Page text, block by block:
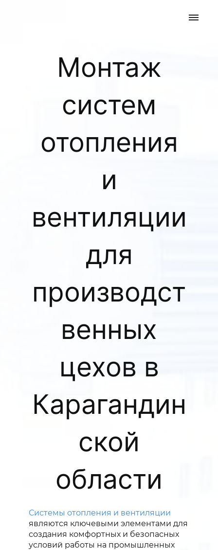
Монтаж
систем
отопления
и
вентиляции
для
производст
венных
цехов в
Карагандин
ской
области
Системы отопления и вентиляции
являются ключевыми элементами для
создания комфортных и безопасных
условий работы на промышленных